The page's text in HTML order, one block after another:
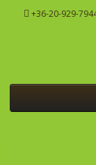
+36-20-929-